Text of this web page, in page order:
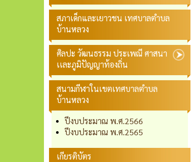
สภาเด็กและเยาวชน เทศบาลตำบล
บ้านหลวง
ศิลปะ วัฒนธรรม ประเพณี ศาสนา
เเละภูมิปัญญาท้องถิ่น
สนามกีฬาในเขตเทศบาลตำบล
บ้านหลวง
ปีงบประมาณ พ.ศ.2566
ปีงบประมาณ พ.ศ.2565
เกียรติบัตร